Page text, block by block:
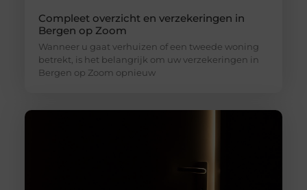
Compleet overzicht en verzekeringen in
Bergen op Zoom
Wanneer u gaat verhuizen of een tweede woning
betrekt, is het belangrijk om uw verzekeringen in
Bergen op Zoom opnieuw